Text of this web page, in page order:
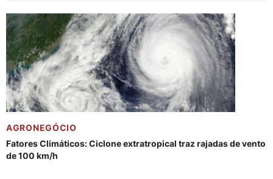
AGRONEGÓCIO
Fatores Climáticos: Ciclone extratropical traz rajadas de vento
de 100 km/h